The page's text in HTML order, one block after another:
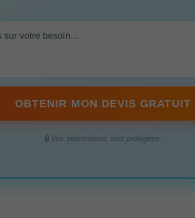
OBTENIR MON DEVIS GRATUIT
🔒 Vos informations sont protégées.